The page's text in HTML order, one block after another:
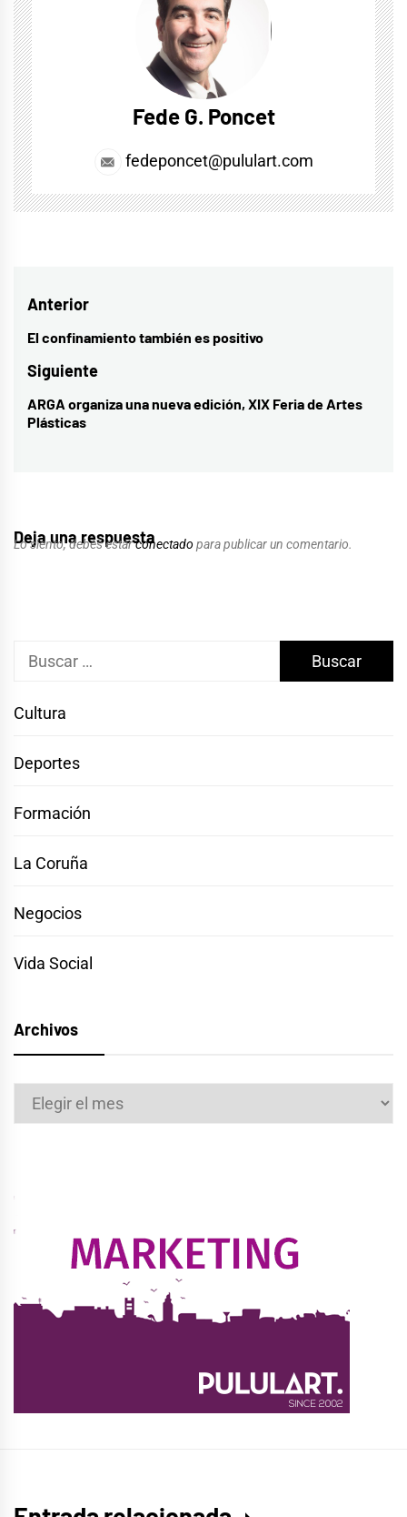
Fede G. Poncet
fedeponcet@pululart.com
Navegación
de
entradas
Anterior
Entrada
anterior:
El confinamiento también es positivo
Siguiente
Entrada
siguiente:
ARGA organiza una nueva edición, XIX Feria de Artes
Plásticas
Deja una respuesta
Lo siento, debes estarconectado para publicar un comentario.
Buscar:
Cultura
Deportes
Formación
La Coruña
Negocios
Vida Social
Archivos
Archivos